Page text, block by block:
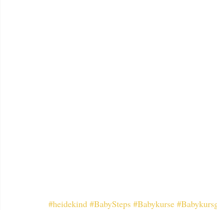
#heidekind #BabySteps #Babykurse